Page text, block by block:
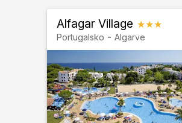
Alfagar Village ★★★
Portugalsko - Algarve